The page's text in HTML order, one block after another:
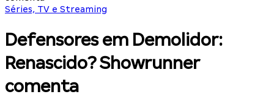
Séries, TV e Streaming
Defensores em Demolidor:
Renascido? Showrunner
comenta